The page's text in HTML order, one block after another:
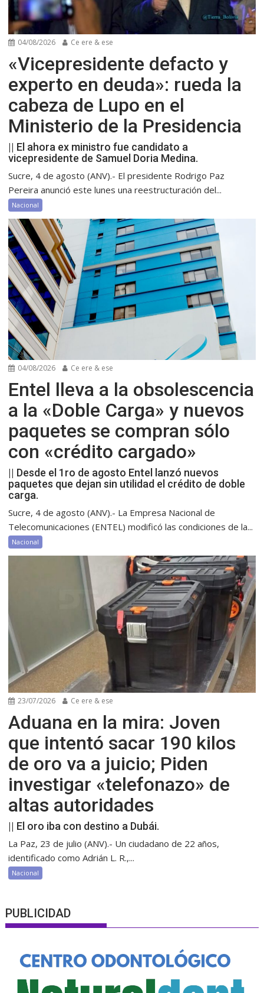
04/08/2026 Ce ere & ese
«Vicepresidente defacto y
experto en deuda»: rueda la
cabeza de Lupo en el
Ministerio de la Presidencia
|| El ahora ex ministro fue candidato a
vicepresidente de Samuel Doria Medina.
Sucre, 4 de agosto (ANV).- El presidente Rodrigo Paz
Pereira anunció este lunes una reestructuración del...
Nacional
04/08/2026 Ce ere & ese
Entel lleva a la obsolescencia
a la «Doble Carga» y nuevos
paquetes se compran sólo
con «crédito cargado»
|| Desde el 1ro de agosto Entel lanzó nuevos
paquetes que dejan sin utilidad el crédito de doble
carga.
Sucre, 4 de agosto (ANV).- La Empresa Nacional de
Telecomunicaciones (ENTEL) modificó las condiciones de la...
Nacional
23/07/2026 Ce ere & ese
Aduana en la mira: Joven
que intentó sacar 190 kilos
de oro va a juicio; Piden
investigar «telefonazo» de
altas autoridades
|| El oro iba con destino a Dubái.
La Paz, 23 de julio (ANV).- Un ciudadano de 22 años,
identificado como Adrián L. R.,...
Nacional
PUBLICIDAD